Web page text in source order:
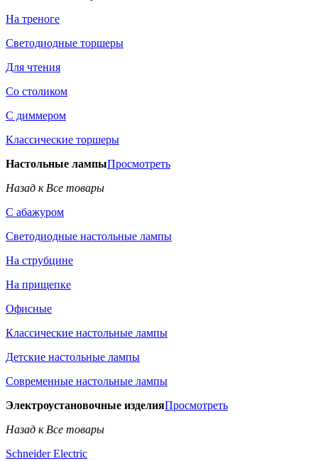
На треноге
Светодиодные торшеры
Для чтения
Со столиком
С диммером
Классические торшеры
Настольные лампыПросмотреть
Назад к Все товары
С абажуром
Светодиодные настольные лампы
На струбцине
На прищепке
Офисные
Классические настольные лампы
Детские настольные лампы
Современные настольные лампы
Электроустановочные изделияПросмотреть
Назад к Все товары
Schneider Electric